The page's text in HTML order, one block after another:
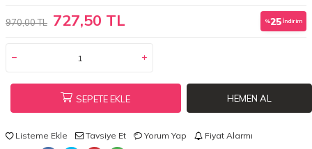
970,00 TL 727,50 TL %25 İndirim
SEPETE EKLE HEMEN AL
Listeme Ekle Tavsiye Et Yorum Yap Fiyat Alarmı